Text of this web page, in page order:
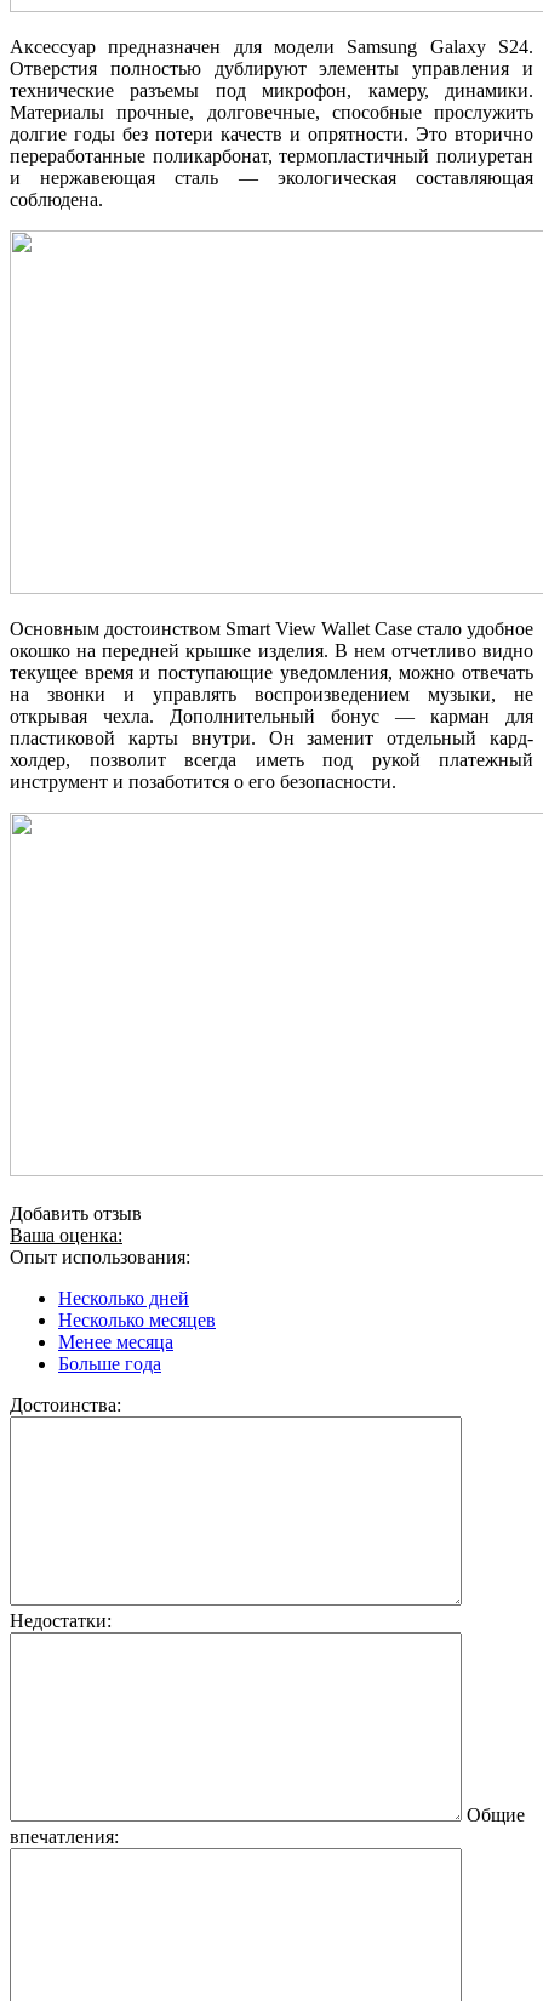
Аксессуар предназначен для модели Samsung Galaxy S24.
Отверстия полностью дублируют элементы управления и
технические разъемы под микрофон, камеру, динамики.
Материалы прочные, долговечные, способные прослужить
долгие годы без потери качеств и опрятности. Это вторично
переработанные поликарбонат, термопластичный полиуретан
и нержавеющая сталь — экологическая составляющая
соблюдена.
Основным достоинством Smart View Wallet Case стало удобное
окошко на передней крышке изделия. В нем отчетливо видно
текущее время и поступающие уведомления, можно отвечать
на звонки и управлять воспроизведением музыки, не
открывая чехла. Дополнительный бонус — карман для
пластиковой карты внутри. Он заменит отдельный кард-
холдер, позволит всегда иметь под рукой платежный
инструмент и позаботится о его безопасности.
Добавить отзыв
Ваша оценка:
Опыт использования:
Несколько дней
Несколько месяцев
Менее месяца
Больше года
Достоинства:
Недостатки:
Общие
впечатления: